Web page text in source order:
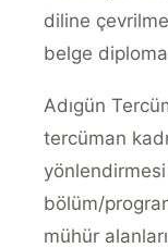
diline
belge
Adıgün
tercüman
bölüm/
mühür